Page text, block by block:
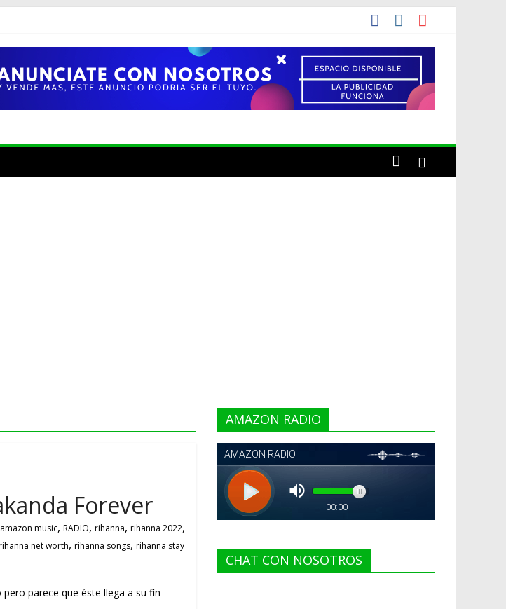
se dio la vuelta por Europa y México
de “De Extremo a Extremo” tras más de una década
premian por el trabajo que ha hecho el artista o por conveniencia propia?»
Forever
amazon music, RADIO, rihanna, rihanna 2022,
net worth, rihanna songs, rihanna stay
parece que éste llega a su fin
AMAZON RADIO
CHAT CON NOSOTROS